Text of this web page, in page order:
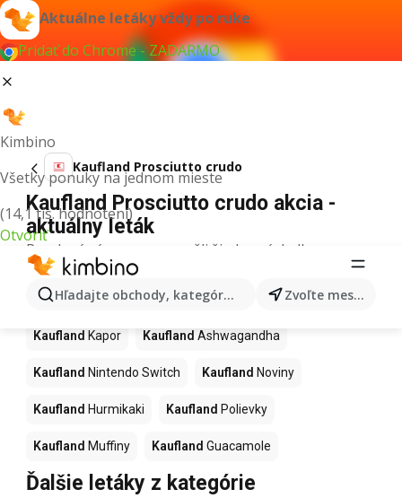
Aktuálne letáky vždy po ruke
Pridať do Chrome - ZADARMO
Kimbino
Všetky ponuky na jednom mieste
(14,1 tis. hodnotení)
Otvoriť
Hľadajte obchody, kategórie, produkty... Zvoľte mesto
Kaufland Prosciutto crudo
Kaufland Prosciutto crudo akcia -
aktuálny leták
Pre daný výraz sme nenašli žiadne výsledky.
Ďalšie produkty v obchodoch
Kaufland
Kaufland Kapor Kaufland Ashwagandha
Kaufland Nintendo Switch Kaufland Noviny
Kaufland Hurmikaki Kaufland Polievky
Kaufland Muffiny Kaufland Guacamole
Ďalšie letáky z kategórie